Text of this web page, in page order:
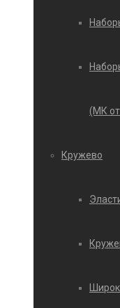
(МК
Кружево